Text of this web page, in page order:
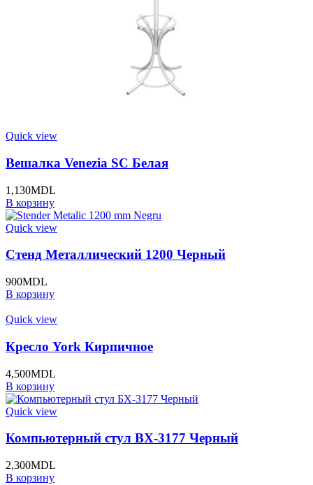
Quick view
Вешалка Venezia SC Белая
1,130MDL
В корзину
Quick view
Стенд Металлический 1200 Черный
900MDL
В корзину
Quick view
Кресло York Кирпичное
4,500MDL
В корзину
Quick view
Компьютерный стул BХ-3177 Черный
2,300MDL
В корзину